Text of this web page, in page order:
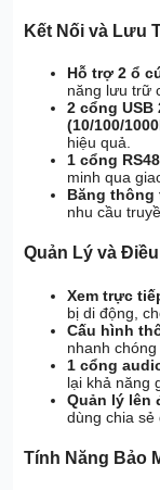
Kết Nối và Lưu
Hỗ trợ 2 ổ
năng lưu trữ
2 cổng USB
(10/100/
hiệu quả.
1 cổng
minh qua
Băng thông
nhu cầu
Quản Lý và
Xem trực
bị di động,
Cấu hình
nhanh
1 cổng
lại khả năng
Quản lý lên
dùng chia sẻ
Tính Năng Bảo